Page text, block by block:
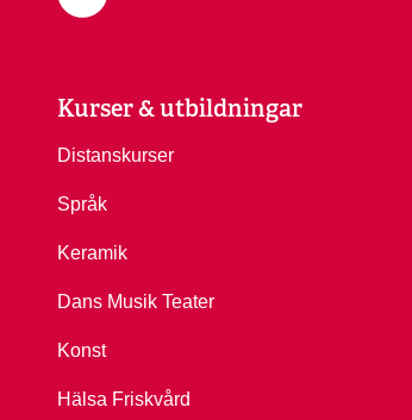
Kurser & utbildningar
Distanskurser
Språk
Keramik
Dans Musik Teater
Konst
Hälsa Friskvård